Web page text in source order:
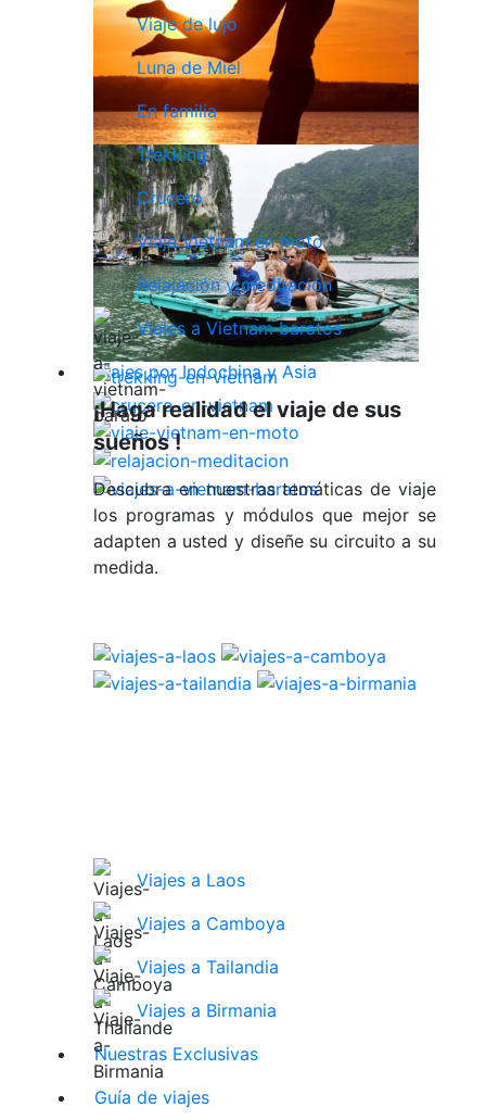
Viaje de lujo
Luna de Miel
En familia
Trekking
Crucero
Viaje Vietnam en moto
Relajación y meditación
Viajes a Vietnam baratos
Viajes por Indochina y Asia
¡Haga realidad el viaje de sus
sueños !
Descubra en nuestras temáticas de viaje
los programas y módulos que mejor se
adapten a usted y diseñe su circuito a su
medida.
Viajes a Laos
Viajes a Camboya
Viajes a Tailandia
Viajes a Birmania
Nuestras Exclusivas
Guía de viajes